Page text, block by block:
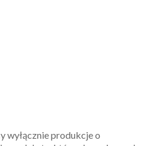
wyłącznie produkcje o